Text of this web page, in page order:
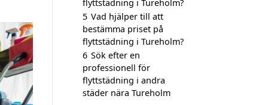
flyttstädning i Tureholm?
5 Vad hjälper till att
bestämma priset på
flyttstädning i Tureholm?
6 Sök efter en
professionell för
flyttstädning i andra
städer nära Tureholm